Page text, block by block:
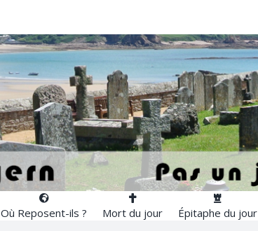
Où Reposent-ils ? Mort du jour Épitaphe du jour